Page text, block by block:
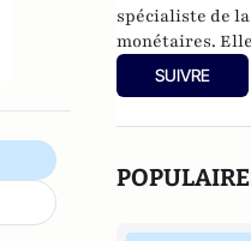
spécialiste de
monétaires.
économique sur
SUIVRE